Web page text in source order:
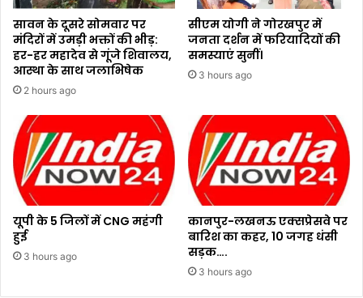
सावन के दूसरे सोमवार पर
मंदिरों में उमड़ी भक्तों की भीड़:
हर-हर महादेव से गूंजे शिवालय,
आस्था के साथ जलाभिषेक
2 hours ago
सीएम योगी ने गोरखपुर में
जनता दर्शन में फरियादियों की
समस्याएं सुनीं।
3 hours ago
यूपी के 5 जिलों में CNG महंगी
हुई
3 hours ago
कानपुर-लखनऊ एक्सप्रेसवे पर
बारिश का कहर, 10 जगह धंसी
सड़क….
3 hours ago